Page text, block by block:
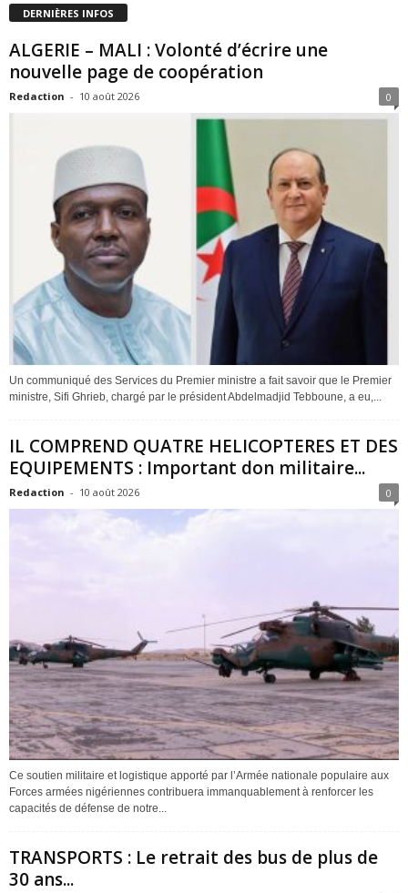
DERNIÈRES INFOS
ALGERIE – MALI : Volonté d’écrire une
nouvelle page de coopération
Redaction - 10 août 2026 0
Un communiqué des Services du Premier ministre a fait savoir que le Premier
ministre, Sifi Ghrieb, chargé par le président Abdelmadjid Tebboune, a eu,...
IL COMPREND QUATRE HELICOPTERES ET DES
EQUIPEMENTS : Important don militaire...
Redaction - 10 août 2026 0
Ce soutien militaire et logistique apporté par l’Armée nationale populaire aux
Forces armées nigériennes contribuera immanquablement à renforcer les
capacités de défense de notre...
TRANSPORTS : Le retrait des bus de plus de
30 ans...